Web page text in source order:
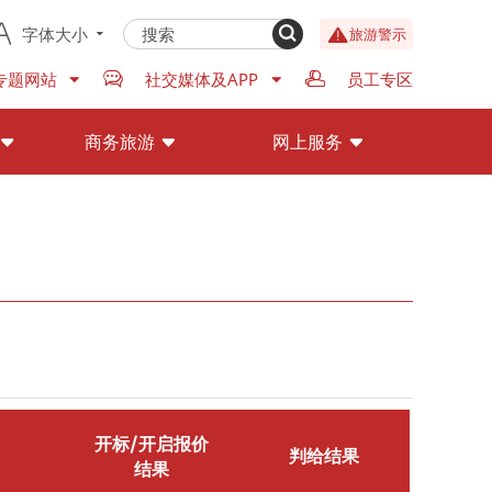
字体大小 旅游警示
题网站 社交媒体及APP 员工专区
商务旅游 网上服务
开标/开启报价
结果
判给结果